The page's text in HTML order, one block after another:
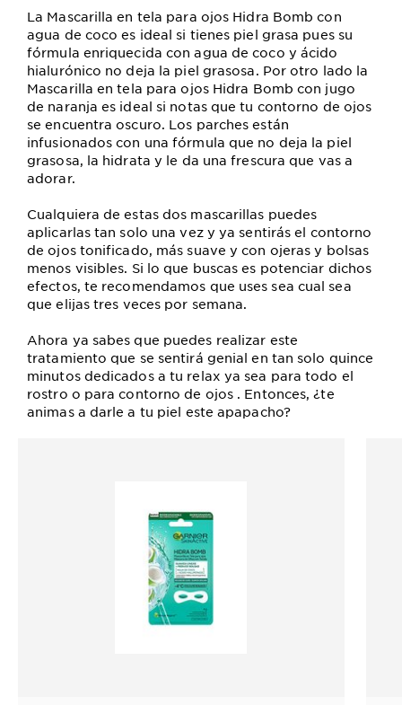
La Mascarilla en tela para ojos Hidra Bomb con
agua de coco es ideal si tienes piel grasa pues su
fórmula enriquecida con agua de coco y ácido
hialurónico no deja la piel grasosa. Por otro lado la
Mascarilla en tela para ojos Hidra Bomb con jugo
de naranja es ideal si notas que tu contorno de ojos
se encuentra oscuro. Los parches están
infusionados con una fórmula que no deja la piel
grasosa, la hidrata y le da una frescura que vas a
adorar.
Cualquiera de estas dos mascarillas puedes
aplicarlas tan solo una vez y ya sentirás el contorno
de ojos tonificado, más suave y con ojeras y bolsas
menos visibles. Si lo que buscas es potenciar dichos
efectos, te recomendamos que uses sea cual sea
que elijas tres veces por semana.
Ahora ya sabes que puedes realizar este
tratamiento que se sentirá genial en tan solo quince
minutos dedicados a tu relax ya sea para todo el
rostro o para contorno de ojos . Entonces, ¿te
animas a darle a tu piel este apapacho?